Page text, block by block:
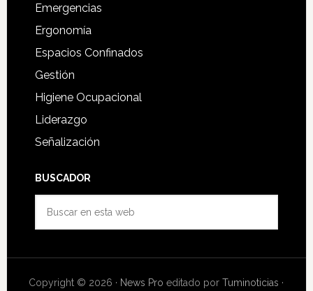
Emergencias
Ergonomía
Espacios Confinados
Gestión
Higiene Ocupacional
Liderazgo
Señalización
BUSCADOR
web
Copyright © 2026 · News Pro editado porTuminoticias ·